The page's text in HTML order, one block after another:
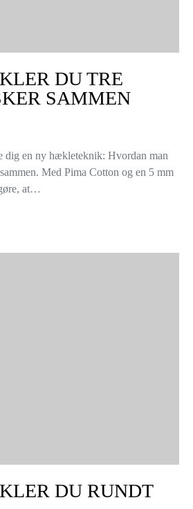
DU TRE
SAMMEN
en ny hækleteknik: Hvordan man
Med Pima Cotton og en 5 mm
at…
DU RUNDT